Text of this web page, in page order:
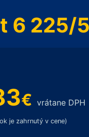
225/
€ vrátane DPH
je zahrnutý v cene)